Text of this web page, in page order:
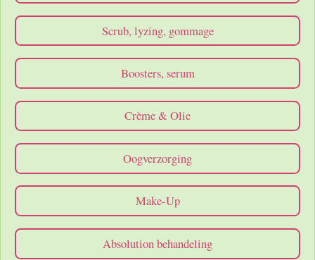
Scrub, lyzing, gommage
Boosters, serum
Crème & Olie
Oogverzorging
Make-Up
Absolution behandeling